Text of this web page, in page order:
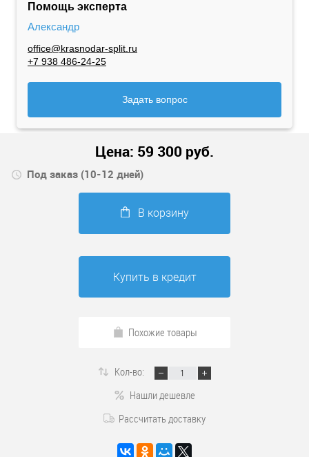
Помощь эксперта
Александр
office@krasnodar-split.ru
+7 938 486-24-25
Задать вопрос
Цена: 59 300 руб.
Под заказ (10-12 дней)
В корзину
Купить в кредит
Похожие товары
Кол-во:
Нашли дешевле
Рассчитать доставку